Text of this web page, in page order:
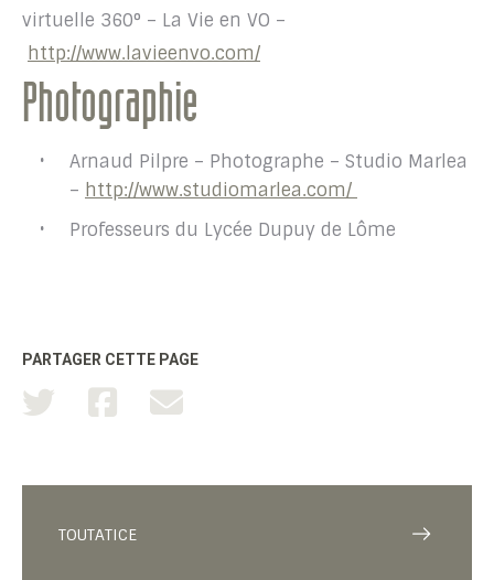
virtuelle 360° – La Vie en VO –
http://www.lavieenvo.com/
Photographie
Arnaud Pilpre – Photographe – Studio Marlea
– http://www.studiomarlea.com/
Professeurs du Lycée Dupuy de Lôme
PARTAGER CETTE PAGE
TOUTATICE